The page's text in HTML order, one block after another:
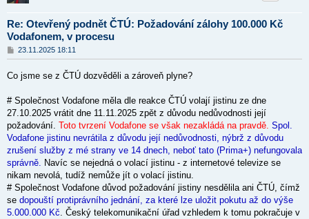
Re: Otevřený podnět ČTÚ: Požadování zálohy 100.000 Kč
Vodafonem, v procesu
P
ř
s
v
e
k
23.11.2025 18:11
Co jsme se z ČTÚ dozvěděli a zároveň plyne?
# Společnost Vodafone měla dle reakce ČTÚ volají jistinu ze dne
27.10.2025 vrátit dne 11.11.2025 zpět z důvodu nedůvodnosti její
požadování. Toto tvrzení Vodafone se však nezakládá na pravdě. Spol.
Vodafone jistinu nevrátila z důvodu její nedůvodnosti, nýbrž z důvodu
zrušení služby z mé strany ve 14 dnech, neboť tato (Prima+) nefungovala
správně. Navíc se nejedná o volací jistinu - z internetové televize se
nikam nevolá, tudíž nemůže jít o volací jistinu.
# Společnost Vodafone důvod požadování jistiny nesdělila ani ČTÚ, čímž
se dopouští protiprávního jednání, za které lze uložit pokutu až do výše
5.000.000 Kč. Český telekomunikační úřad vzhledem k tomu pokračuje v